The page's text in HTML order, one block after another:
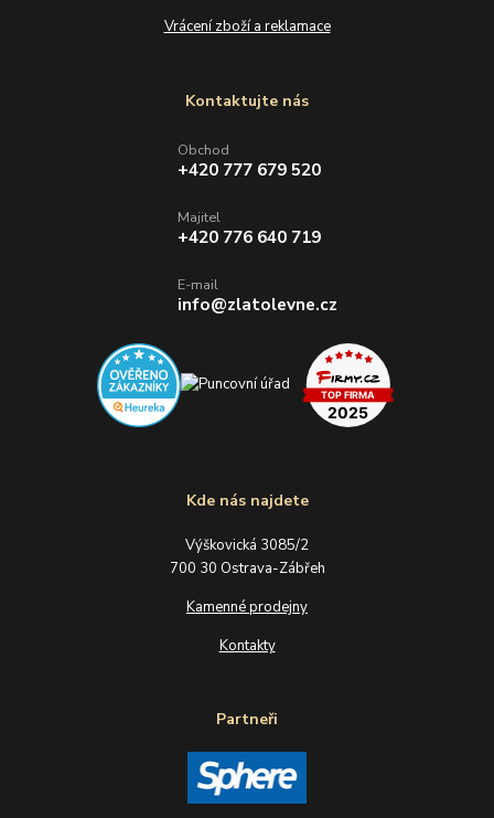
Vrácení zboží a reklamace
Kde nás najdete
Výškovická 3085/2
700 30 Ostrava-Zábřeh
Kamenné prodejny
Kontakty
Partneři
Kontaktujte nás
Obchod
+420 777 679 520
Majitel
+420 776 640 719
E-mail
info@zlatolevne.cz